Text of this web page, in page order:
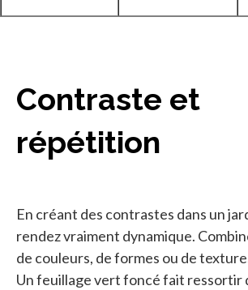
Contraste et
répétition
En créant des contrastes dans un
rendez vraiment dynamique.
de couleurs, de formes ou de
Un feuillage vert foncé fait ressortir